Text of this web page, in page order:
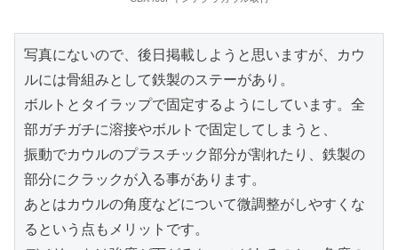
写真にないので、後日掲載しようと思いますが、カウ
ルには骨組みとして鉄製のステーがあり。
ボルトとタイラップで固定するようにしています。全
部ガチガチに溶接やボルトで固定してしまうと、
振動でカウルのプラスチック部分が割れたり、鉄製の
部分にクラックが入る事があります。
あとはカウルの角度などについて微調整がしやすくな
るという点もメリットです。